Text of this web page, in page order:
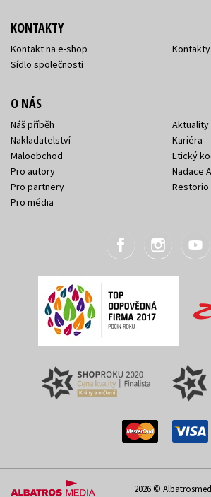
KONTAKTY
Kontakt na e-shop
Sídlo společnosti
O NÁS
Náš příběh
Nakladatelství
Maloobchod
Pro autory
Pro partnery
Pro média
Aktuality
Kariéra
Etický
Nadace
Restorio
2026 ©